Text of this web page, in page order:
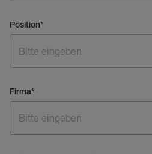
Position*
Firma*